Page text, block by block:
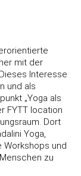
mit der
Interesse
und als
„Yoga als
FYTT location
Dort
Yoga,
Workshops und
zu